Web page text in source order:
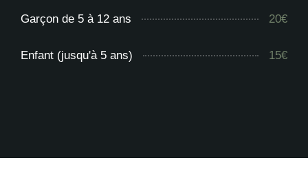
Garçon de 5 à 12 ans 20€
Enfant (jusqu'à 5 ans) 15€